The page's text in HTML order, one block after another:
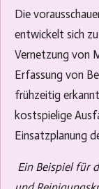
Die
entwickelt sich
Vernetzung von
Erfassung von
frühzeitig
kostspielige
Einsatzplanung
Ein Beispiel für